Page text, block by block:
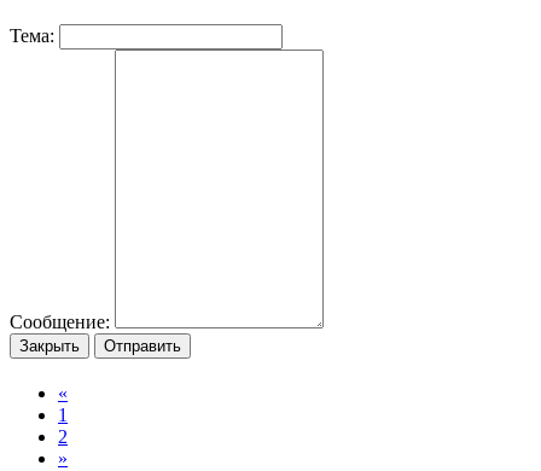
Тема:
Сообщение:
Закрыть Отправить
«
1
2
»